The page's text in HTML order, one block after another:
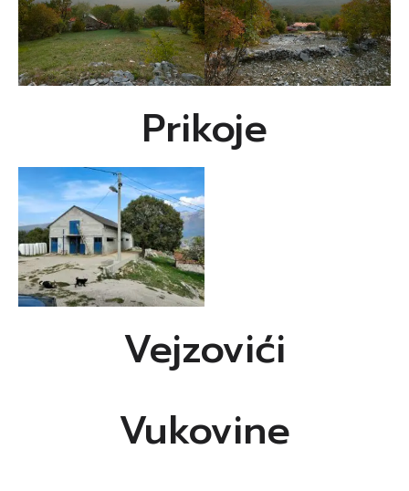
Prikoje
Vejzovići
Vukovine